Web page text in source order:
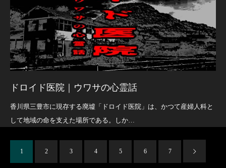
ドロイド医院｜ウワサの心霊話
香川県三豊市に現存する廃墟「ドロイド医院」は、かつて産婦人科と
して地域の命を支えた場所である。しか…
1 2 3 4 5 6 7